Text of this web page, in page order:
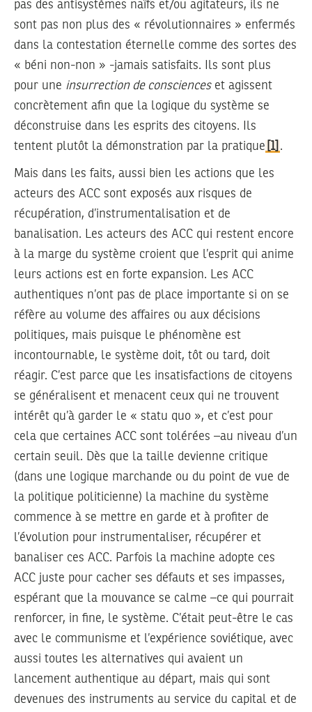
pas des antisystèmes naïfs et/ou agitateurs, ils ne
sont pas non plus des « révolutionnaires » enfermés
dans la contestation éternelle comme des sortes des
« béni non-non » -jamais satisfaits. Ils sont plus
pour une insurrection de conscienceset agissent
concrètement afin que la logique du système se
déconstruise dans les esprits des citoyens. Ils
tentent plutôt la démonstration par la pratique [1] .
Mais dans les faits, aussi bien les actions que les
acteurs des ACC sont exposés aux risques de
récupération, d’instrumentalisation et de
banalisation. Les acteurs des ACC qui restent encore
à la marge du système croient que l’esprit qui anime
leurs actions est en forte expansion. Les ACC
authentiques n’ont pas de place importante si on se
réfère au volume des affaires ou aux décisions
politiques, mais puisque le phénomène est
incontournable, le système doit, tôt ou tard, doit
réagir. C’est parce que les insatisfactions de citoyens
se généralisent et menacent ceux qui ne trouvent
intérêt qu’à garder le « statu quo », et c’est pour
cela que certaines ACC sont tolérées –au niveau d’un
certain seuil. Dès que la taille devienne critique
(dans une logique marchande ou du point de vue de
la politique politicienne) la machine du système
commence à se mettre en garde et à profiter de
l’évolution pour instrumentaliser, récupérer et
banaliser ces ACC. Parfois la machine adopte ces
ACC juste pour cacher ses défauts et ses impasses,
espérant que la mouvance se calme –ce qui pourrait
renforcer, in fine, le système. C’était peut-être le cas
avec le communisme et l’expérience soviétique, avec
aussi toutes les alternatives qui avaient un
lancement authentique au départ, mais qui sont
devenues des instruments au service du capital et de